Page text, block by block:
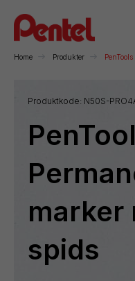
Home Produkter
Produktkode: N50S-
marker
spids